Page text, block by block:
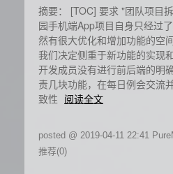
摘要： [TOC] 要求 "团队项目
园手机端App项目自身只经过
然有很大优化和增加功能的空
我们决定侧重于新功能的实现
开发成员没有进行前后端的明
责几块功能，在每日例会交流
致性 阅读全文
posted @ 2019-04-11 22:41
推荐(0)